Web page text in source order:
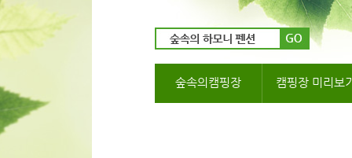
숲속의캠핑장 캠핑장 미리보